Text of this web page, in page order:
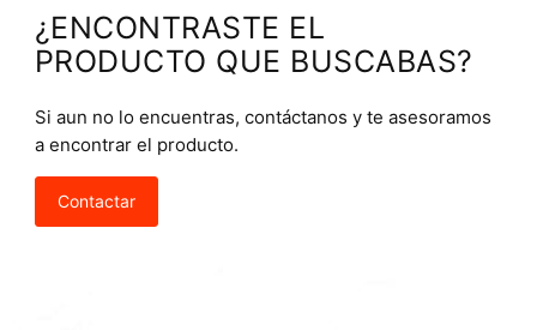
¿ENCONTRASTE EL
PRODUCTO QUE BUSCABAS?
Si aun no lo encuentras, contáctanos y te asesoramos
a encontrar el producto.
Contactar